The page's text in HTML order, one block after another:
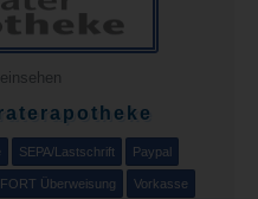
SEPA/Lastschrift Paypal
Überweisung Vorkasse